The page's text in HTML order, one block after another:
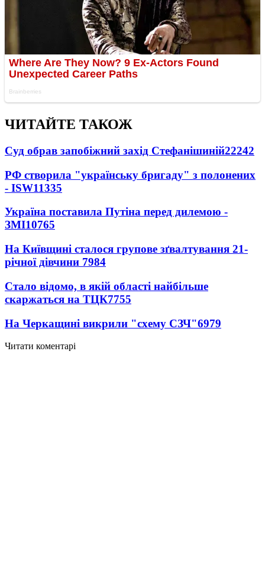
ЧИТАЙТЕ ТАКОЖ
Суд обрав запобіжний захід Стефанішиній22242
РФ створила "українську бригаду" з полонених
- ISW11335
Україна поставила Путіна перед дилемою -
ЗМІ10765
На Київщині сталося групове зґвалтування 21-
річної дівчини 7984
Стало відомо, в якій області найбільше
скаржаться на ТЦК7755
На Черкащині викрили "схему СЗЧ"6979
Читати коментарі